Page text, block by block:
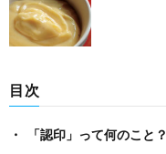
目次
「認印」って何のこと？